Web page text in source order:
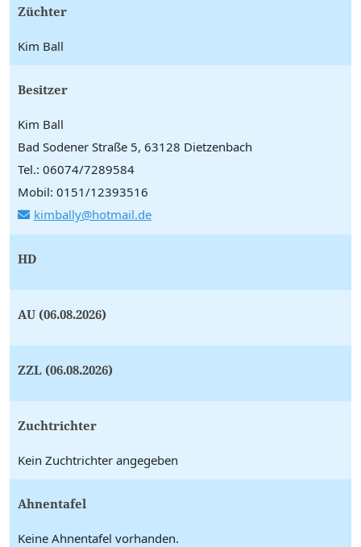
Züchter
Kim Ball
Besitzer
Kim Ball
Bad Sodener Straße 5, 63128 Dietzenbach
Tel.: 06074/7289584
Mobil: 0151/12393516
kimbally@hotmail.de
HD
AU (06.08.2026)
ZZL (06.08.2026)
Zuchtrichter
Kein Zuchtrichter angegeben
Ahnentafel
Keine Ahnentafel vorhanden.